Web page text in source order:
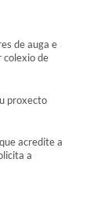
de auga e
colexio de
proxecto
acredite a
a